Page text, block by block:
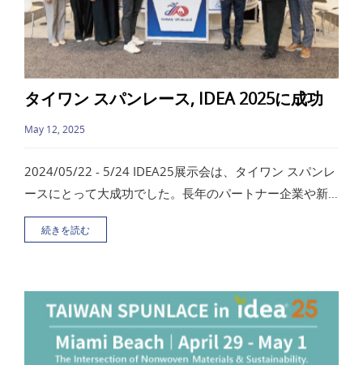
タイワン スパンレース, IDEA 2025に成功
May 12, 2025
2024/05/22 - 5/24 IDEA25展示会は、タイワン スパンレ
ースにとって大成功でした。長年のパートナー企業や新
規の潜在顧客の皆様と、多くの有意義な直接商談を行う
ことができました。また、
続きを読む